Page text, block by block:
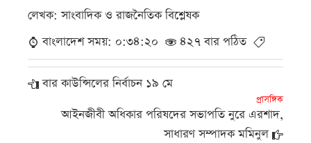
লেখক: সাংবাদিক ও রাজনৈতিক বিশ্লেষক
বাংলাদেশ সময়: ০:৩৪:২০
৪২৭ বার পঠিত
বার কাউন্সিলের নির্বাচন ১৯ মে
প্রাসঙ্গিক
আইনজীবী অধিকার পরিষদের সভাপতি নুরে এরশাদ,
সাধারণ সম্পাদক মমিনুল